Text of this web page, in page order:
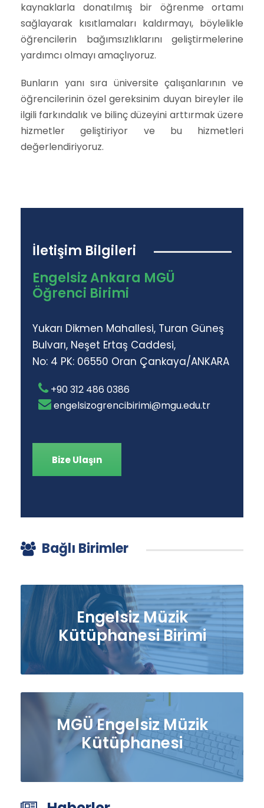
kaynaklarla donatılmış bir öğrenme ortamı
sağlayarak kısıtlamaları kaldırmayı, böylelikle
öğrencilerin bağımsızlıklarını geliştirmelerine
yardımcı olmayı amaçlıyoruz.
Bunların yanı sıra üniversite çalışanlarının ve
öğrencilerinin özel gereksinim duyan bireyler ile
ilgili farkındalık ve bilinç düzeyini arttırmak üzere
hizmetler geliştiriyor ve bu hizmetleri
değerlendiriyoruz.
İletişim Bilgileri
Engelsiz Ankara MGÜ
Öğrenci Birimi
Yukarı Dikmen Mahallesi, Turan Güneş
Bulvarı, Neşet Ertaş Caddesi,
No: 4 PK: 06550 Oran Çankaya/ANKARA
+90 312 486 0386
engelsizogrencibirimi@mgu.edu.tr
Bize Ulaşın
Bağlı Birimler
Engelsiz Müzik
Kütüphanesi Birimi
MGÜ Engelsiz Müzik
Kütüphanesi